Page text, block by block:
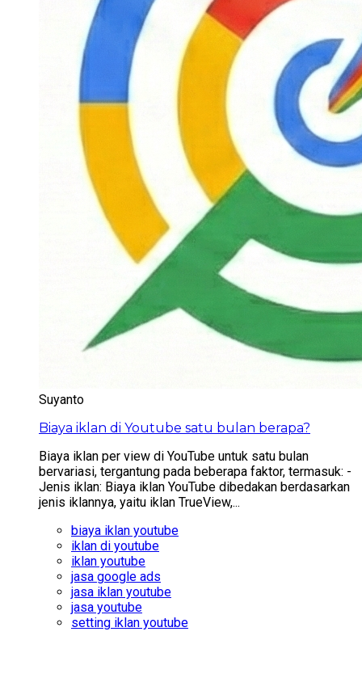
Suyanto
Biaya iklan di Youtube satu bulan berapa?
Biaya iklan per view di YouTube untuk satu bulan
bervariasi, tergantung pada beberapa faktor, termasuk: -
Jenis iklan: Biaya iklan YouTube dibedakan berdasarkan
jenis iklannya, yaitu iklan TrueView,...
biaya iklan youtube
iklan di youtube
iklan youtube
jasa google ads
jasa iklan youtube
jasa youtube
setting iklan youtube